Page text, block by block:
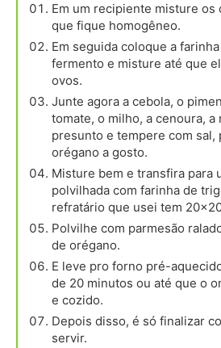
Em um recipiente misture os
que fique homogêneo.
Em seguida coloque a
fermento e misture até que
ovos.
Junte agora a cebola, o
tomate, o milho, a cenoura, a
presunto e tempere com sal,
orégano a gosto.
Misture bem e transfira para
polvilhada com farinha de
refratário que usei tem
Polvilhe com parmesão
de orégano.
E leve pro forno pré-
de 20 minutos ou até que o
e cozido.
Depois disso, é só finalizar
servir.